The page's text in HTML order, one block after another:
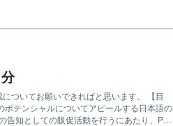
いてお願いできればと思います。 【目
テンシャルについてアピールする日本語の